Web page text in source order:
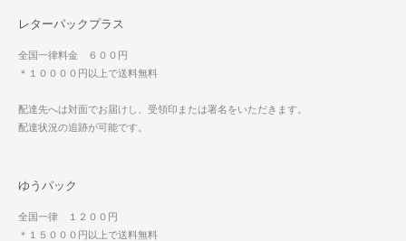
レターパックプラス
全国一律料金 ６００円
＊１００００円以上で送料無料
配達先へは対面でお届けし、受領印または署名をいただきます。
配達状況の追跡が可能です。
ゆうパック
全国一律 １２００円
＊１５０００円以上で送料無料